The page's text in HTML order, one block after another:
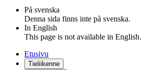
På svenska
Denna sida finns inte på svenska.
In English
This page is not available in English.
Etusivu
Tieliikenne